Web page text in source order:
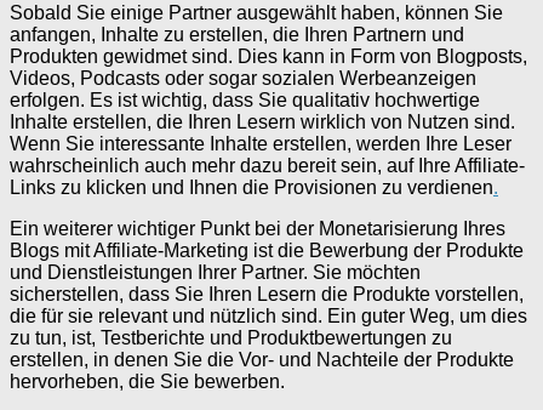
Sobald Sie einige Partner ausgewählt haben, können Sie
anfangen, Inhalte zu erstellen, die Ihren Partnern und
Produkten gewidmet sind. Dies kann in Form von Blogposts,
Videos, Podcasts oder sogar sozialen Werbeanzeigen
erfolgen. Es ist wichtig, dass Sie qualitativ hochwertige
Inhalte erstellen, die Ihren Lesern wirklich von Nutzen sind.
Wenn Sie interessante Inhalte erstellen, werden Ihre Leser
wahrscheinlich auch mehr dazu bereit sein, auf Ihre Affiliate-
Links zu klicken und Ihnen die Provisionen zu verdienen.
Ein weiterer wichtiger Punkt bei der Monetarisierung Ihres
Blogs mit Affiliate-Marketing ist die Bewerbung der Produkte
und Dienstleistungen Ihrer Partner. Sie möchten
sicherstellen, dass Sie Ihren Lesern die Produkte vorstellen,
die für sie relevant und nützlich sind. Ein guter Weg, um dies
zu tun, ist, Testberichte und Produktbewertungen zu
erstellen, in denen Sie die Vor- und Nachteile der Produkte
hervorheben, die Sie bewerben.